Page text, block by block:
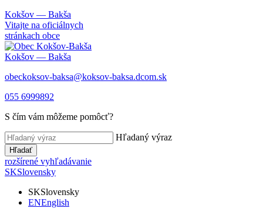
Kokšov — Bakša
Vitajte na oficiálnych
stránkach obce
Kokšov — Bakša
obeckoksov-baksa@koksov-baksa.dcom.sk
055 6999892
S čím vám môžeme pomôcť?
Hľadaný výraz
Hľadať
rozšírené vyhľadávanie
SKSlovensky
SKSlovensky
ENEnglish